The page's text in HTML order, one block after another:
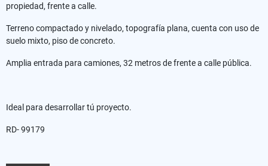
propiedad, frente a calle.
Terreno compactado y nivelado, topografía plana, cuenta con uso de
suelo mixto, piso de concreto.
Amplia entrada para camiones, 32 metros de frente a calle pública.
Ideal para desarrollar tú proyecto.
RD- 99179